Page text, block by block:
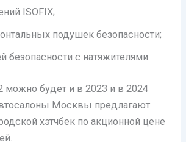
ISOFIX;
подушек безопасности;
безопасности с натяжителями.
можно будет и в 2023 и в 2024
Москвы предлагают
хэтчбек по акционной цене